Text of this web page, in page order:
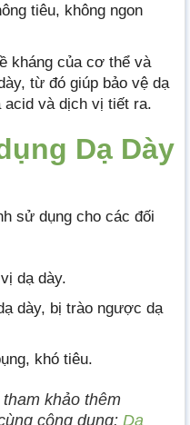
tiêu, không ngon
kháng của cơ thể và
từ đó giúp bảo vệ dạ
và dịch vị tiết ra.
Dạ Dày
sử dụng cho các đối
dạ dày.
dày, bị trào ngược dạ
khó tiêu.
khảo thêm
công dụng: Dạ